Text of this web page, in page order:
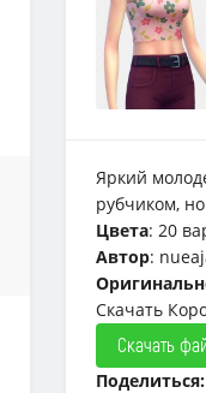
Яркий
рубчиком,
Цвета: 20
Автор:
Скачать
Скачать
Поделиться: